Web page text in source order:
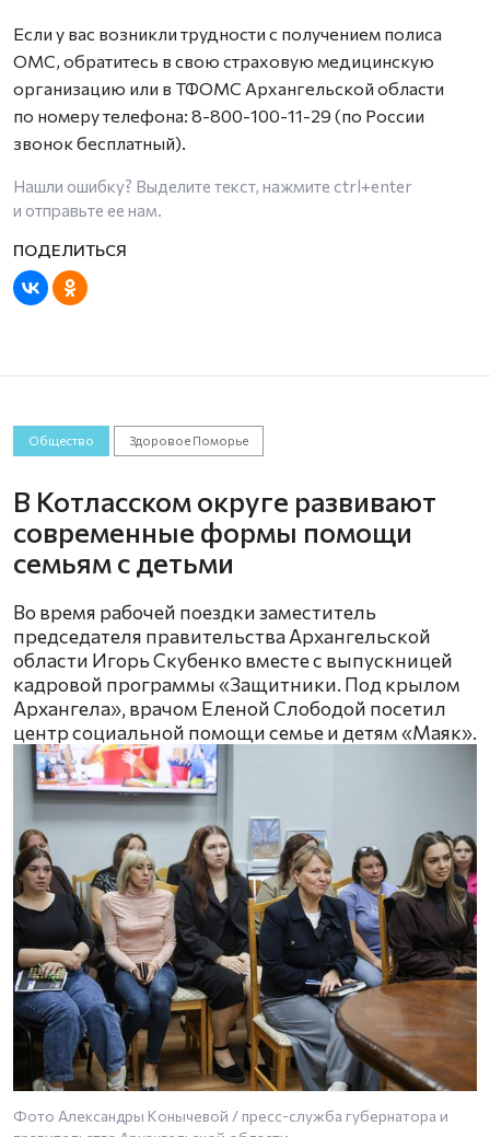
Если у вас возникли трудности с получением полиса
ОМС, обратитесь в свою страховую медицинскую
организацию или в ТФОМС Архангельской области
по номеру телефона: 8-800-100-11-29 (по России
звонок бесплатный).
Нашли ошибку? Выделите текст, нажмите ctrl+enter
и отправьте ее нам.
Общество Здоровое Поморье
В Котласском округе развивают
современные формы помощи
семьям с детьми
Во время рабочей поездки заместитель
председателя правительства Архангельской
области Игорь Скубенко вместе с выпускницей
кадровой программы «Защитники. Под крылом
Архангела», врачом Еленой Слободой посетил
центр социальной помощи семье и детям «Маяк».
Фото Александры Конычевой / пресс-служба губернатора и